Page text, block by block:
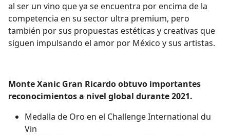
al ser un vino que ya se encuentra por encima de la
competencia en su sector ultra premium, pero
también por sus propuestas estéticas y creativas que
siguen impulsando el amor por México y sus artistas.
Monte Xanic Gran Ricardo obtuvo importantes
reconocimientos a nivel global durante 2021.
Medalla de Oro en el Challenge International du
Vin